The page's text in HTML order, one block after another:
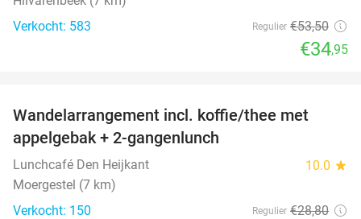
Verkocht: 583
Regulier €53,50
€34,95
Wandelarrangement incl. koffie/thee met
appelgebak + 2-gangenlunch
Lunchcafé Den Heijkant 10.0 star
Moergestel (7 km)
Verkocht: 150
Regulier €28,80